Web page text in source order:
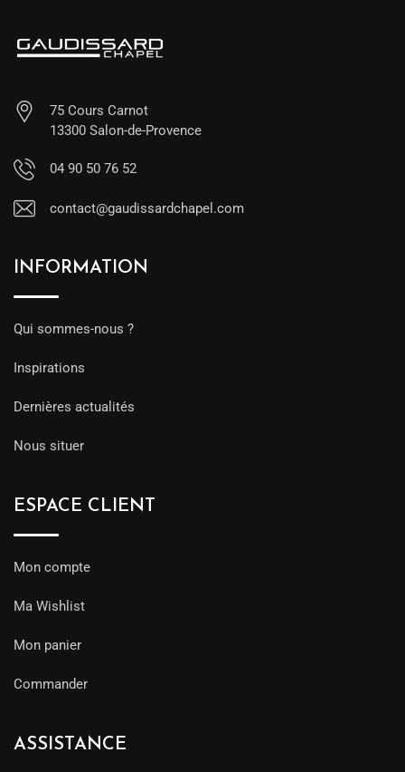
75 Cours Carnot
13300 Salon-de-Provence
04 90 50 76 52
contact@gaudissardchapel.com
INFORMATION
Qui sommes-nous ?
Inspirations
Dernières actualités
Nous situer
ESPACE CLIENT
Mon compte
Ma Wishlist
Mon panier
Commander
ASSISTANCE